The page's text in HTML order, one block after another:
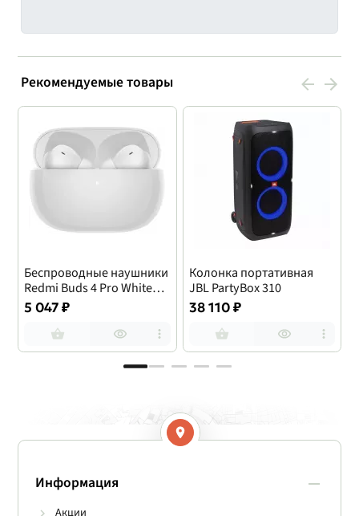
Рекомендуемые товары
Беспроводные наушники
Redmi Buds 4 Pro White
(M2132E1) белые
5 047 ₽
Колонка портативная
JBL PartyBox 310
38 110 ₽
Информация